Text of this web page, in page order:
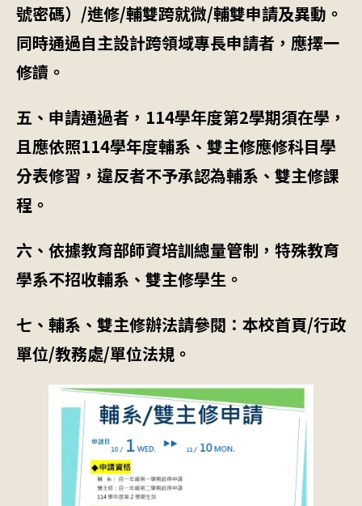
號密碼） /進修/輔雙跨就微/輔雙申請及異動。
同時通過自主設計跨領域專長申請者，應擇一
修讀。
五、申請通過者， 114學年度第2學期須在學，
且應依照114學年度輔系、雙主修應修科目學
分表修習，違反者不予承認為輔系、雙主修課
程。
六、依據教育部師資培訓總量管制，特殊教育
學系不招收輔系、雙主修學生。
七、輔系、雙主修辦法請參閱：本校首頁/行政
單位/教務處/單位法規。